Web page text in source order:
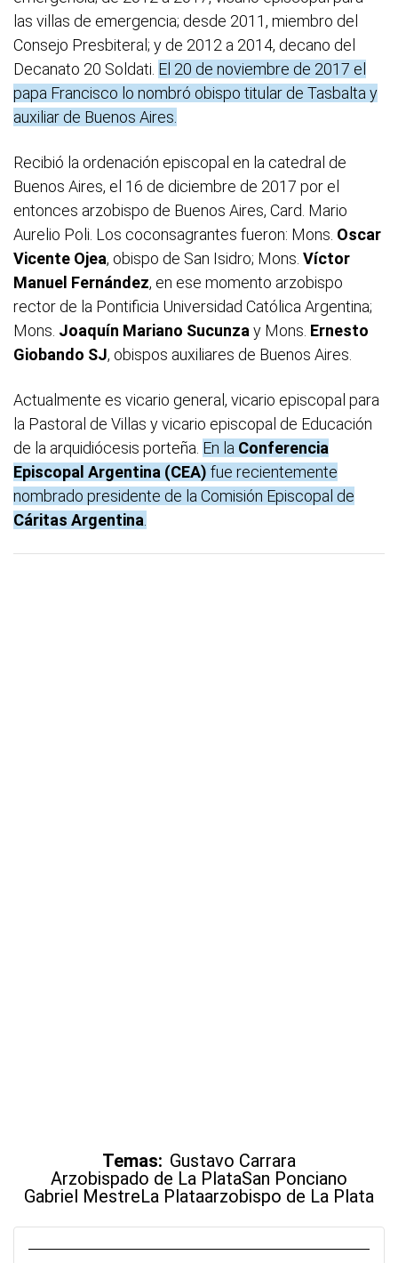
las villas de emergencia; desde 2011, miembro del
Consejo Presbiteral; y de 2012 a 2014, decano del
Decanato 20 Soldati. El 20 de noviembre de 2017 el
papa Francisco lo nombró obispo titular de Tasbalta y
auxiliar de Buenos Aires.
Recibió la ordenación episcopal en la catedral de
Buenos Aires, el 16 de diciembre de 2017 por el
entonces arzobispo de Buenos Aires, Card. Mario
Aurelio Poli. Los coconsagrantes fueron: Mons. Oscar
Vicente Ojea, obispo de San Isidro; Mons. Víctor
Manuel Fernández, en ese momento arzobispo
rector de la Pontificia Universidad Católica Argentina;
Mons. Joaquín Mariano Sucunza y Mons. Ernesto
Giobando SJ, obispos auxiliares de Buenos Aires.
Actualmente es vicario general, vicario episcopal para
la Pastoral de Villas y vicario episcopal de Educación
de la arquidiócesis porteña. En la Conferencia
Episcopal Argentina (CEA) fue recientemente
nombrado presidente de la Comisión Episcopal de
Cáritas Argentina
Temas: Gustavo Carrara
Arzobispado de La PlataSan Ponciano
Gabriel MestreLa Plataarzobispo de La Plata